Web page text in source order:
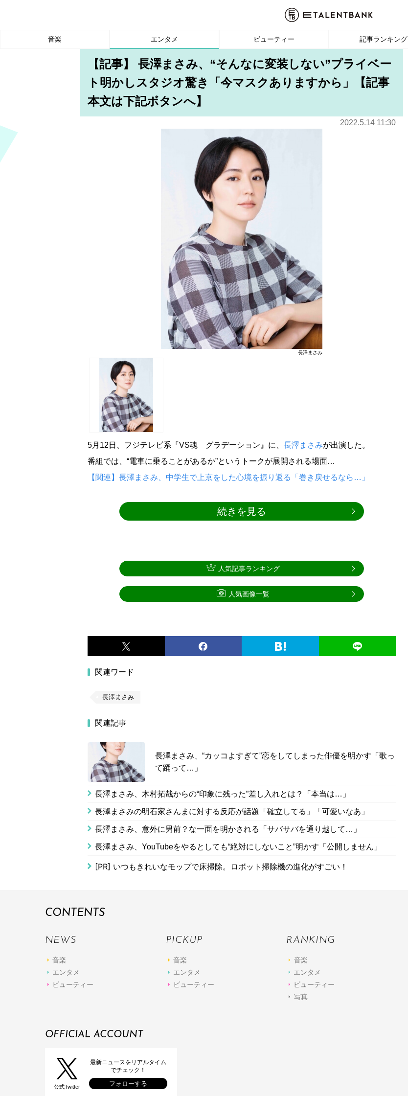
音楽 エンタメ ビューティー 記事ランキング
【記事】 長澤まさみ、“そんなに変装しない”プライベー
ト明かしスタジオ驚き「今マスクありますから」【記事
本文は下記ボタンへ】
2022.5.14 11:30
長澤まさみ
5月12日、フジテレビ系『VS魂 グラデーション』に、 長澤まさみが出演した。
番組では、“電車に乗ることがあるか”というトークが展開される場面…
【関連】長澤まさみ、中学生で上京をした心境を振り返る「巻き戻せるなら…」
続きを見る
関連ワード
長澤まさみ
関連記事
長澤まさみ、“カッコよすぎて”恋をしてしまった俳優を明かす「歌っ
て踊って…」
長澤まさみ、木村拓哉からの“印象に残った”差し入れとは？「本当は…」
長澤まさみの明石家さんまに対する反応が話題「確立してる」「可愛いなあ」
長澤まさみ、意外に男前？な一面を明かされる「サバサバを通り越して…」
長澤まさみ、YouTubeをやるとしても“絶対にしないこと”明かす「公開しません」
[PR] いつもきれいなモップで床掃除。ロボット掃除機の進化がすごい！
人気記事ランキング
人気画像一覧
CONTENTS
NEWS
音楽
エンタメ
ビューティー
PICKUP
音楽
エンタメ
ビューティー
RANKING
音楽
エンタメ
ビューティー
写真
OFFICIAL ACCOUNT
公式Twitter
最新ニュースをリアルタイム
でチェック！
フォローする